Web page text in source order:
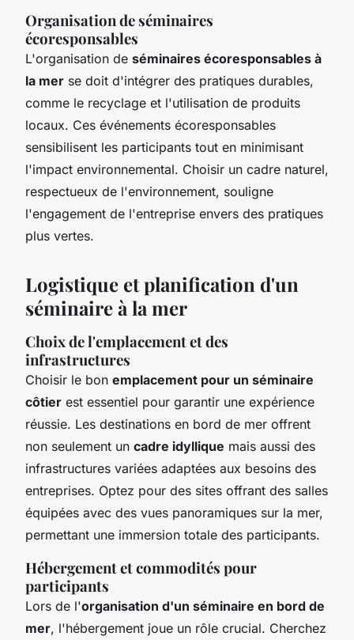
Organisation de séminaires
écoresponsables
L'organisation de séminaires écoresponsables à
la mer se doit d'intégrer des pratiques durables,
comme le recyclage et l'utilisation de produits
locaux. Ces événements écoresponsables
sensibilisent les participants tout en minimisant
l'impact environnemental. Choisir un cadre naturel,
respectueux de l'environnement, souligne
l'engagement de l'entreprise envers des pratiques
plus vertes.
Logistique et planification d'un
séminaire à la mer
Choix de l'emplacement et des
infrastructures
Choisir le bon emplacement pour un séminaire
côtier est essentiel pour garantir une expérience
réussie. Les destinations en bord de mer offrent
non seulement un cadre idyllique mais aussi des
infrastructures variées adaptées aux besoins des
entreprises. Optez pour des sites offrant des salles
équipées avec des vues panoramiques sur la mer,
permettant une immersion totale des participants.
Hébergement et commodités pour
participants
Lors de l'organisation d'un séminaire en bord de
mer, l'hébergement joue un rôle crucial. Cherchez